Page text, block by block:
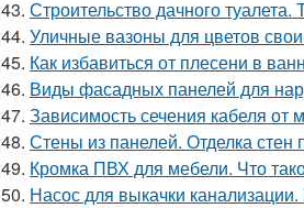
43. Строительство дачного
44. Уличные вазоны для цветов
45. Как избавиться от плесени в
46. Виды фасадных панелей для
47. Зависимость сечения кабеля от
48. Стены из панелей. Отделка
49. Кромка ПВХ для мебели. Что
50. Насос для выкачки